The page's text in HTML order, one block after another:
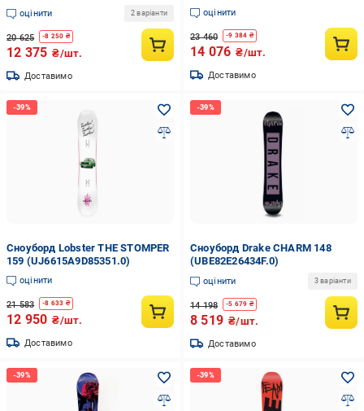
оцінити 2 варіанти
20 625 -8 250 ₴
12 375 ₴/шт.
Доставимо
оцінити
23 460 -9 384 ₴
14 076 ₴/шт.
Доставимо
Сноуборд Lobster THE STOMPER
159 (UJ6615A9D85351.0)
оцінити
21 583 -8 633 ₴
12 950 ₴/шт.
Доставимо
Сноуборд Drake CHARM 148
(UBE82E26434F.0)
оцінити 3 варіанти
14 198 -5 679 ₴
8 519 ₴/шт.
Доставимо